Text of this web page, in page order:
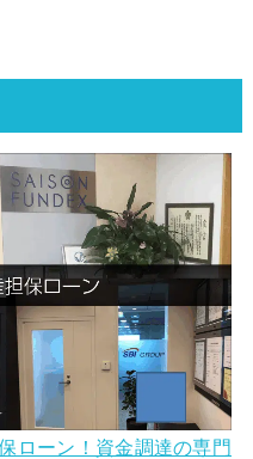
ローン！資金調達の専門